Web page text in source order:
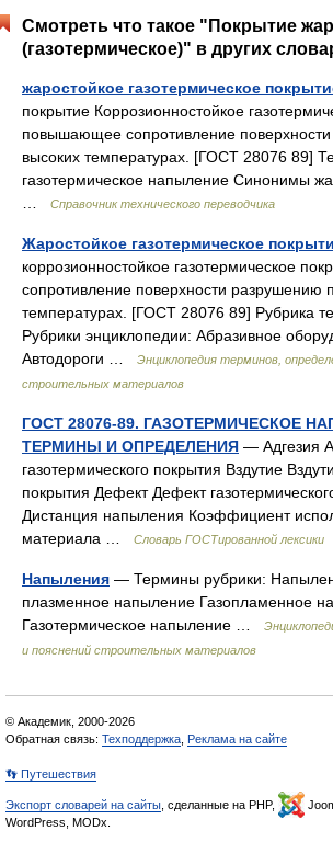
Смотреть что такое "Покрытие
(газотермическое)" в других
жаростойкое газотермическое
покрытие Коррозионностойкое
повышающее сопротивление
высоких температурах. [ГОСТ 28076 89]
газотермическое напыление Синонимы
Справочник технического переводчика
Жаростойкое газотермическое
коррозионностойкое газотермическое
сопротивление поверхности разрушению
температурах. [ГОСТ 28076 89] Рубрика
Рубрики энциклопедии: Абразивное
Автодороги …
Энциклопедия терминов,
строительных материалов
ГОСТ 28076-89. ГАЗОТЕРМИЧЕСКОЕ
ТЕРМИНЫ И ОПРЕДЕЛЕНИЯ — Адгезия
газотермического покрытия Вздутие
покрытия Дефект Дефект
Дистанция напыления Коэффициент
материала …
Словарь ГОСТированной лексики
Напыления — Термины рубрики:
плазменное напыление Газопламенное
Газотермическое напыление …
и пояснений строительных материалов
© Академик, 2000-2026
Обратная связь: Техподдержка Реклама на сайте
👣 Путешествия
Экспорт словарей на сайты , сделанные на PHP,
WordPress, MODx.